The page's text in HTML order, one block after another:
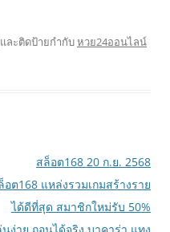
และติดป้ายกำกับหวย24ออนไลน์
สล็อต168 20 ก.ย. 2568
อต168 แหล่งรวมเกมสร้างราย
ได้ดีที่สุด สมาชิกใหม่รับ 50%